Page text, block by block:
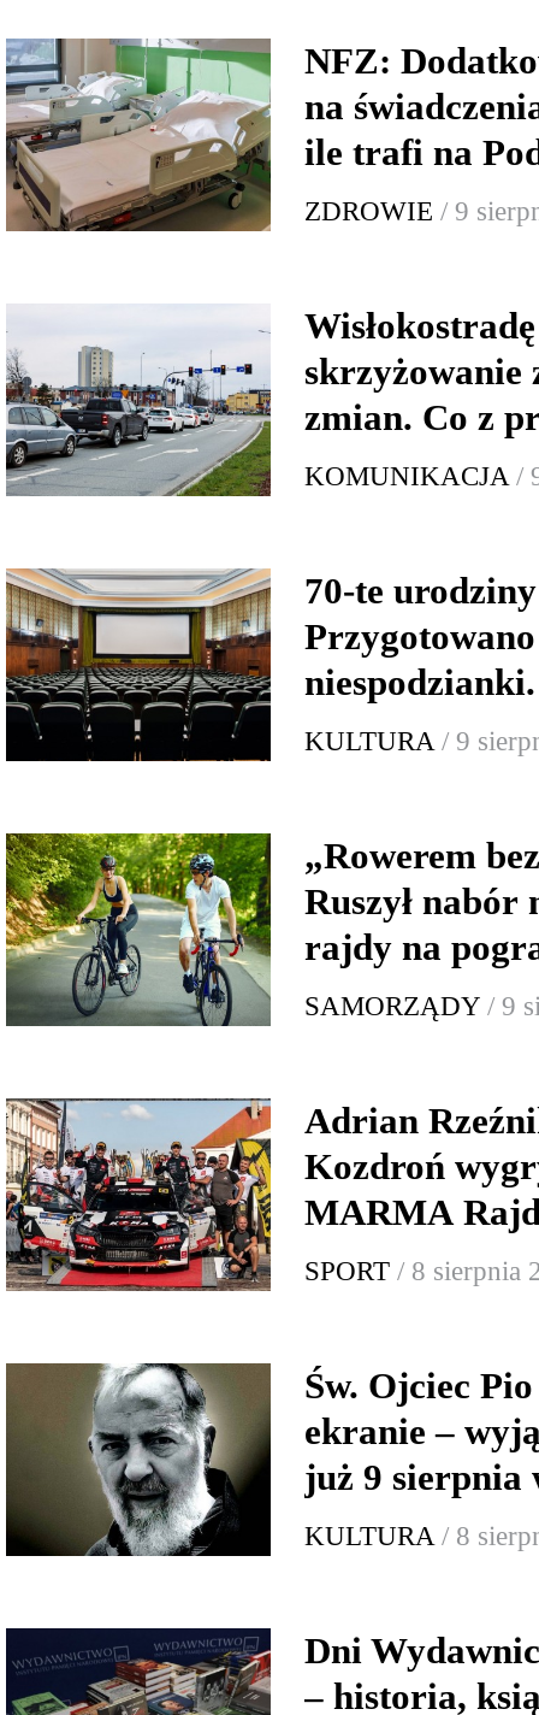
NFZ:
na
ile trafi na
ZDROWIE / 9
skrzyżowanie
zmian. Co z
KOMUNIKACJA /
70-te
KULTURA / 9
„Rowerem
Ruszył nabór
rajdy na
SAMORZĄDY / 9
Adrian
Kozdroń
MARMA
SPORT / 8 sierpnia
Św. Ojciec
ekranie –
już 9 sierpnia
KULTURA / 8
Dni
– historia,